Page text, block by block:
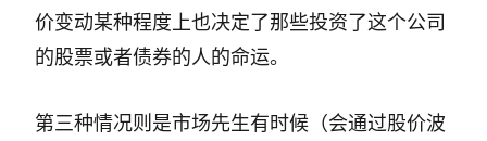
价变动某种程度上也决定了那些投资了这个公司
的股票或者债券的人的命运。
第三种情况则是市场先生有时候（会通过股价波